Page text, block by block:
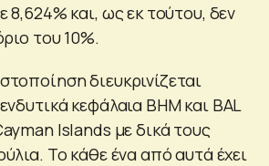
8,624% και, ως εκ τούτου, δεν
του 10%.
διευκρινίζεται
κεφάλαια BHM και BAL
Islands με δικά τους
Το κάθε ένα από αυτά έχει